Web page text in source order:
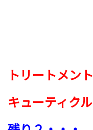
トリートメント
キューティクル